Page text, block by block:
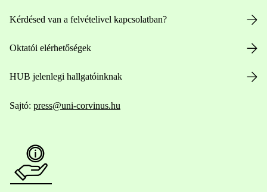
Kérdésed van a felvételivel kapcsolatban?
Oktatói elérhetőségek
HUB jelenlegi hallgatóinknak
Sajtó: press@uni-corvinus.hu